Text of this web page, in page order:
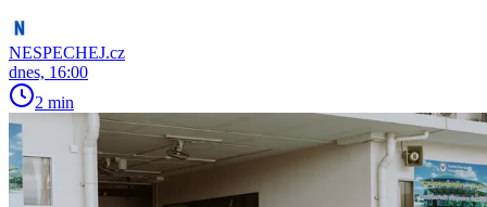
NESPECHEJ.cz
dnes, 16:00
2 min